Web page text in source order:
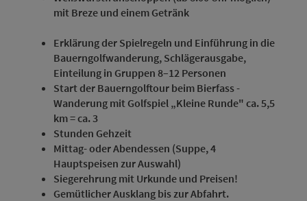
mit Breze und einem Getränk
Erklärung der Spielregeln und Einführung in die
Bauerngolfwanderung, Schlägerausgabe,
Einteilung in Gruppen 8–12 Personen
Start der Bauerngolftour beim Bierfass -
Wanderung mit Golfspiel „Kleine Runde" ca. 5,5
km = ca. 3
Stunden Gehzeit
Mittag- oder Abendessen (Suppe, 4
Hauptspeisen zur Auswahl)
Siegerehrung mit Urkunde und Preisen!
Gemütlicher Ausklang bis zur Abfahrt.